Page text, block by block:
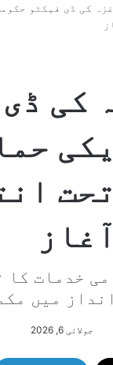
کی ڈی فیکٹو
کی
خدمات
میں
جولائی 6, 2026